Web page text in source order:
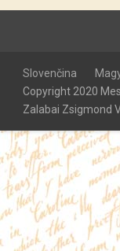
Slovenčina
Copyright 2020
Zalabai Zsigmond